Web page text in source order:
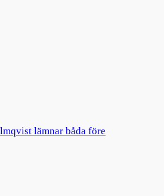
lämnar båda före